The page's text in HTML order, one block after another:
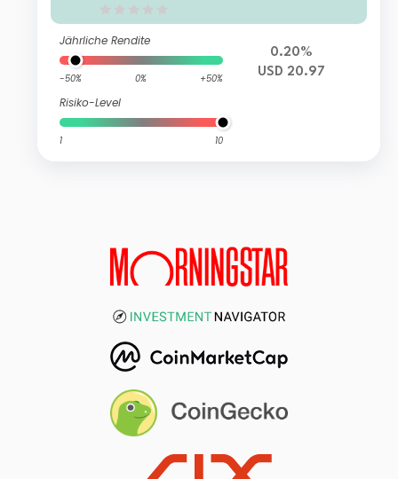
Jährliche Rendite
-50% 0% +50%
Risiko-Level
1 10
0.20%
USD 20.97